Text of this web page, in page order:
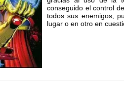
conseguido el control
todos sus enemigos,
lugar o en otro en